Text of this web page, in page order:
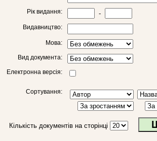
Рік видання: -
Видавництво:
Мова:
Вид документа:
Електронна версія:
Сортування:
Кількість документів на сторінці